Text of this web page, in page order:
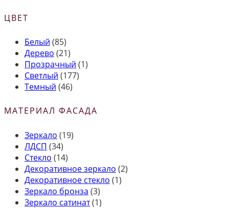
ЦВЕТ
Белый (85)
Дерево (21)
Прозрачный (1)
Светлый (177)
Темный (46)
МАТЕРИАЛ ФАСАДА
Зеркало (19)
ЛДСП (34)
Стекло (14)
Декоративное зеркало (2)
Декоративное стекло (1)
Зеркало бронза (3)
Зеркало сатинат(1)